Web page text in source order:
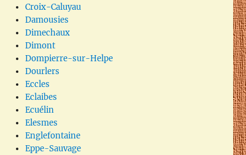
Croix-Caluyau
Damousies
Dimechaux
Dimont
Dompierre-sur-Helpe
Dourlers
Eccles
Eclaibes
Ecuélin
Elesmes
Englefontaine
Eppe-Sauvage